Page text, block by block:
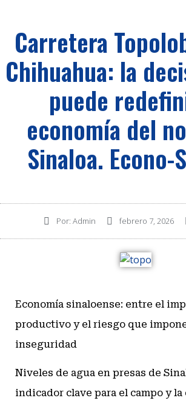
Carretera
Chihuahua: la
puede
economía del
Sinaloa. Econo-
Por: Admin febrero 7, 2026
Economía sinaloense: entre el
productivo y el riesgo que
inseguridad
Niveles de agua en presas de
indicador clave para el campo y la